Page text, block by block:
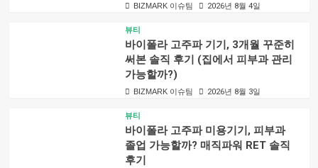
BIZMARK 이슈팀 2026년 8월 4일
뷰티
바이폴라 고주파 기기, 3개월 꾸준히
써본 솔직 후기 (집에서 피부과 관리
가능할까?)
BIZMARK 이슈팀 2026년 8월 3일
뷰티
바이폴라 고주파 미용기기, 피부과
졸업 가능할까? 매직파워 RET 솔직
후기